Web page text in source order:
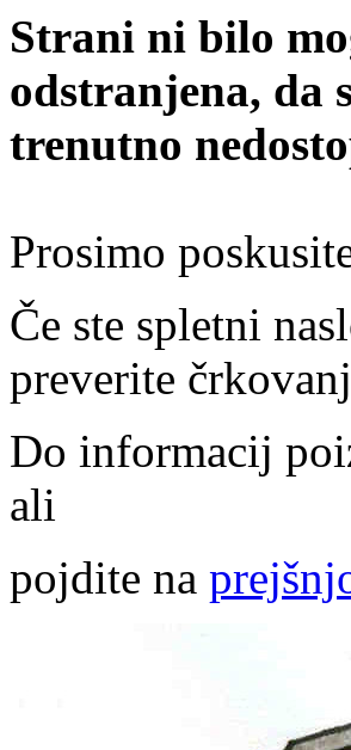
Strani ni bilo
odstranjena, da
trenutno
Prosimo
Če ste spletni
preverite
Do informacij
ali
pojdite na